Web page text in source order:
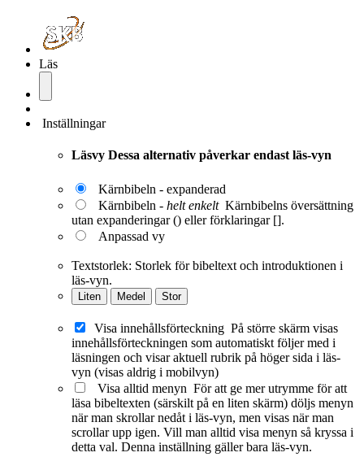
Läs
Inställningar
Läsvy Dessa alternativ påverkar endast läs-vyn
Kärnbibeln - expanderad
Kärnbibeln - helt enkelt Kärnbibelns översättning
utan expanderingar () eller förklaringar [].
Anpassad vy
Textstorlek: Storlek för bibeltext och introduktionen i
läs-vyn.
Liten Medel Stor
Visa innehållsförteckning På större skärm visas
innehållsförteckningen som automatiskt följer med i
läsningen och visar aktuell rubrik på höger sida i läs-
vyn (visas aldrig i mobilvyn)
Visa alltid menyn För att ge mer utrymme för att
läsa bibeltexten (särskilt på en liten skärm) döljs menyn
när man skrollar nedåt i läs-vyn, men visas när man
scrollar upp igen. Vill man alltid visa menyn så kryssa i
detta val. Denna inställning gäller bara läs-vyn.